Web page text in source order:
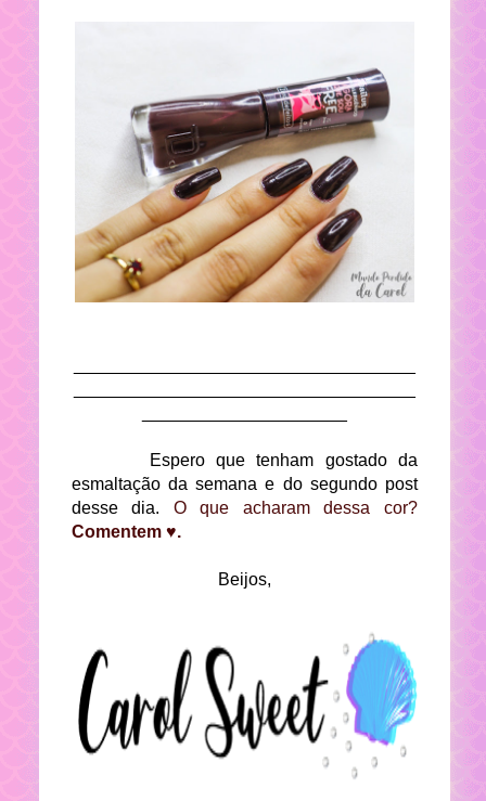
Espero que tenham gostado da
esmaltação da semana e do segundo post
desse dia. O que acharam dessa cor?
Comentem ♥.
Beijos,